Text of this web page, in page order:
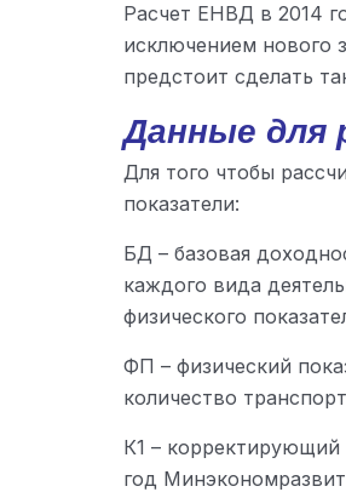
Расчет ЕНВД в 2014
исключением нового
предстоит сделать
Данные для
Для того чтобы
показатели:
БД – базовая
каждого вида
физического
ФП – физический
количество
К1 –
год